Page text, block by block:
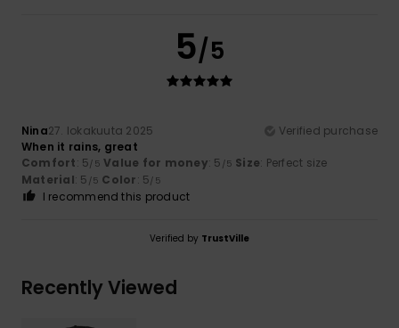
5/5
Nina27. lokakuuta 2025
Verified purchase
When it rains, great
Comfort: 5/5 Value for money: 5 /5 Size: Perfect size
Material: 5 /5 Color: 5/5
I recommend this product
Verified by TrustVille
Recently Viewed